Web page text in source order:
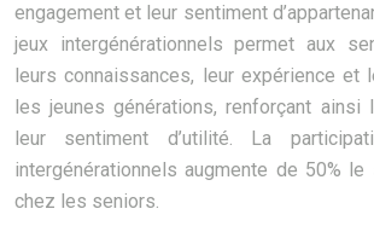
engagement et leur sentiment
jeux intergénérationnels permet aux
leurs connaissances, leur expérience et
les jeunes générations, renforçant
leur sentiment d’utilité. La
intergénérationnels augmente de 50% le
chez les seniors.